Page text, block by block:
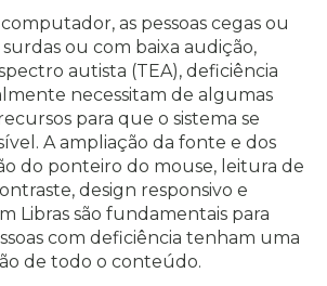
as pessoas cegas ou
surdas ou com baixa audição,
autista (TEA), deficiência
necessitam de algumas
para que o sistema se
A ampliação da fonte e dos
do ponteiro do mouse, leitura de
design responsivo e
Libras são fundamentais para
com deficiência tenham uma
de todo o conteúdo.